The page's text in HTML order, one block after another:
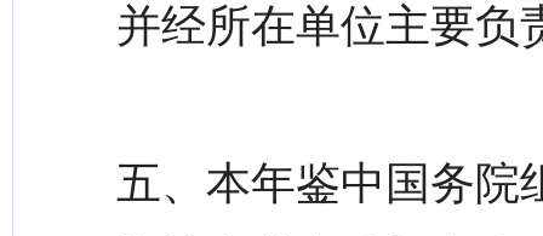
并经所在单位主要负
五、本年鉴中国务院